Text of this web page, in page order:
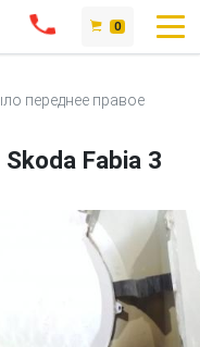
0
переднее правое
Fabia 3